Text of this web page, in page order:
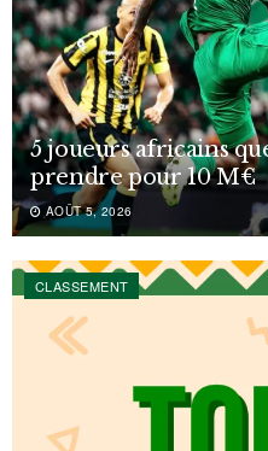
5 joueurs africains
prendre pour 10 M€
AOÛT 5, 2026
CLASSEMENT